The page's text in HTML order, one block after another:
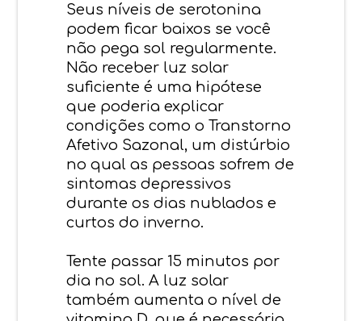
Seus níveis de serotonina
podem ficar baixos se você
não pega sol regularmente.
Não receber luz solar
suficiente é uma hipótese
que poderia explicar
condições como o Transtorno
Afetivo Sazonal, um distúrbio
no qual as pessoas sofrem de
sintomas depressivos
durante os dias nublados e
curtos do inverno.
Tente passar 15 minutos por
dia no sol. A luz solar
também aumenta o nível de